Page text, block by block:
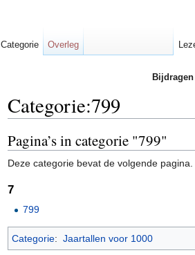
Categorie:799
Pagina’s in categorie "799"
Deze categorie bevat de volgende pagina.
7
799
Categorie: Jaartallen voor 1000
Categorie Overleg